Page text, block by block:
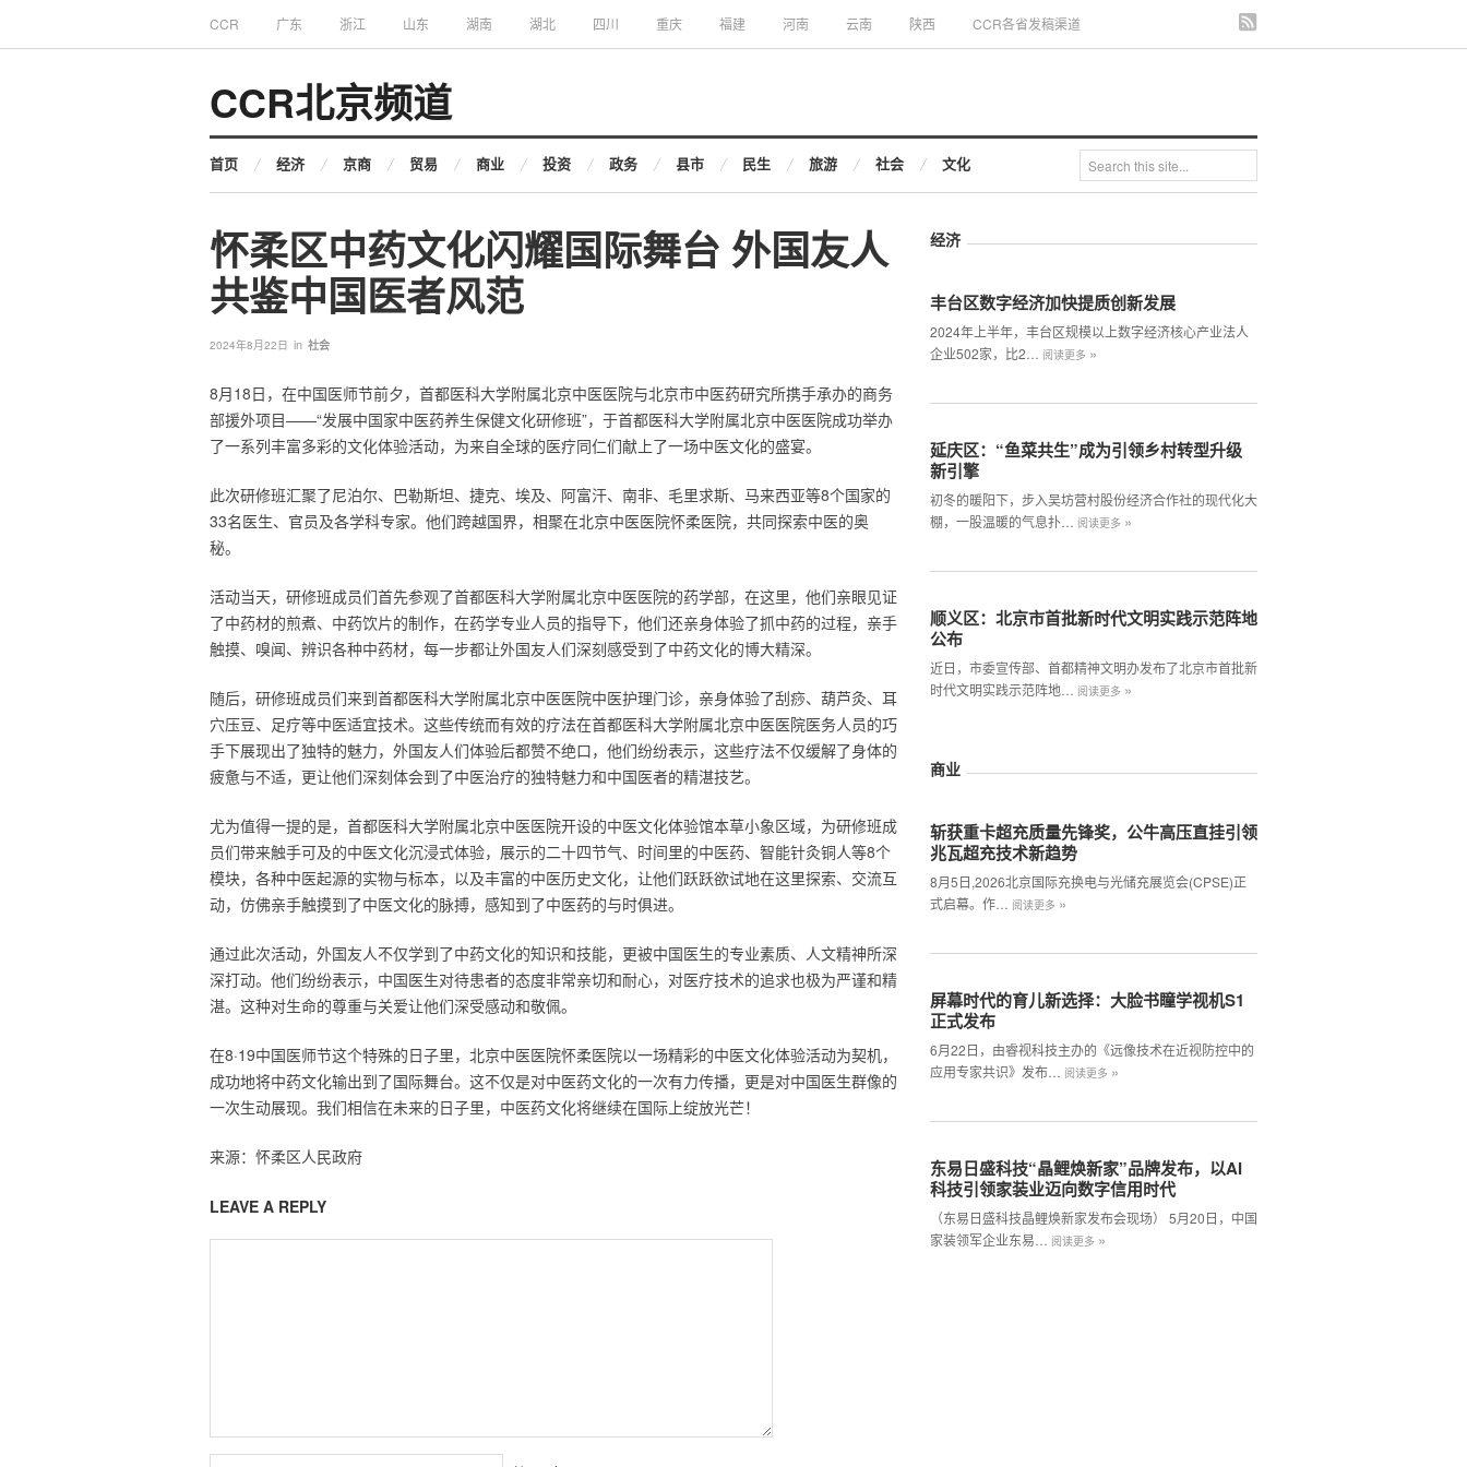
CCR 广东 浙江 山东 湖南 湖北 四川 重庆 福建 河南 云南 陕西 CCR各省发稿渠道
CCR北京频道
首页 经济 京商 贸易 商业 投资 政务 县市 民生 旅游 社会 文化
怀柔区中药文化闪耀国际舞台 外国友人
共鉴中国医者风范
2024年8月22日 in 社会
8月18日，在中国医师节前夕，首都医科大学附属北京中医医院与北京市中医药研究所携手承办的商务
部援外项目——“发展中国家中医药养生保健文化研修班”，于首都医科大学附属北京中医医院成功举办
了一系列丰富多彩的文化体验活动，为来自全球的医疗同仁们献上了一场中医文化的盛宴。
此次研修班汇聚了尼泊尔、巴勒斯坦、捷克、埃及、阿富汗、南非、毛里求斯、马来西亚等8个国家的
33名医生、官员及各学科专家。他们跨越国界，相聚在北京中医医院怀柔医院，共同探索中医的奥
秘。
活动当天，研修班成员们首先参观了首都医科大学附属北京中医医院的药学部，在这里，他们亲眼见证
了中药材的煎煮、中药饮片的制作，在药学专业人员的指导下，他们还亲身体验了抓中药的过程，亲手
触摸、嗅闻、辨识各种中药材，每一步都让外国友人们深刻感受到了中药文化的博大精深。
随后，研修班成员们来到首都医科大学附属北京中医医院中医护理门诊，亲身体验了刮痧、葫芦灸、耳
穴压豆、足疗等中医适宜技术。这些传统而有效的疗法在首都医科大学附属北京中医医院医务人员的巧
手下展现出了独特的魅力，外国友人们体验后都赞不绝口，他们纷纷表示，这些疗法不仅缓解了身体的
疲惫与不适，更让他们深刻体会到了中医治疗的独特魅力和中国医者的精湛技艺。
尤为值得一提的是，首都医科大学附属北京中医医院开设的中医文化体验馆本草小象区域，为研修班成
员们带来触手可及的中医文化沉浸式体验，展示的二十四节气、时间里的中医药、智能针灸铜人等8个
模块，各种中医起源的实物与标本，以及丰富的中医历史文化，让他们跃跃欲试地在这里探索、交流互
动，仿佛亲手触摸到了中医文化的脉搏，感知到了中医药的与时俱进。
通过此次活动，外国友人不仅学到了中药文化的知识和技能，更被中国医生的专业素质、人文精神所深
深打动。他们纷纷表示，中国医生对待患者的态度非常亲切和耐心，对医疗技术的追求也极为严谨和精
湛。这种对生命的尊重与关爱让他们深受感动和敬佩。
在8·19中国医师节这个特殊的日子里，北京中医医院怀柔医院以一场精彩的中医文化体验活动为契机，
成功地将中药文化输出到了国际舞台。这不仅是对中医药文化的一次有力传播，更是对中国医生群像的
一次生动展现。我们相信在未来的日子里，中医药文化将继续在国际上绽放光芒！
来源：怀柔区人民政府
LEAVE A REPLY
经济
丰台区数字经济加快提质创新发展
2024年上半年，丰台区规模以上数字经济核心产业法人
企业502家，比2…
阅读更多 »
延庆区：“鱼菜共生”成为引领乡村转型升级
新引擎
初冬的暖阳下，步入吴坊营村股份经济合作社的现代化大
棚，一股温暖的气息扑…
阅读更多 »
顺义区：北京市首批新时代文明实践示范阵地
公布
近日，市委宣传部、首都精神文明办发布了北京市首批新
时代文明实践示范阵地…
阅读更多 »
商业
斩获重卡超充质量先锋奖，公牛高压直挂引领
兆瓦超充技术新趋势
8月5日,2026北京国际充换电与光储充展览会(CPSE)正
式启幕。作…
阅读更多 »
屏幕时代的育儿新选择：大脸书瞳学视机S1
正式发布
6月22日，由睿视科技主办的《远像技术在近视防控中的
应用专家共识》发布…
阅读更多 »
东易日盛科技“晶鲤焕新家”品牌发布，以AI
科技引领家装业迈向数字信用时代
（东易日盛科技晶鲤焕新家发布会现场） 5月20日，中国
家装领军企业东易…
阅读更多 »